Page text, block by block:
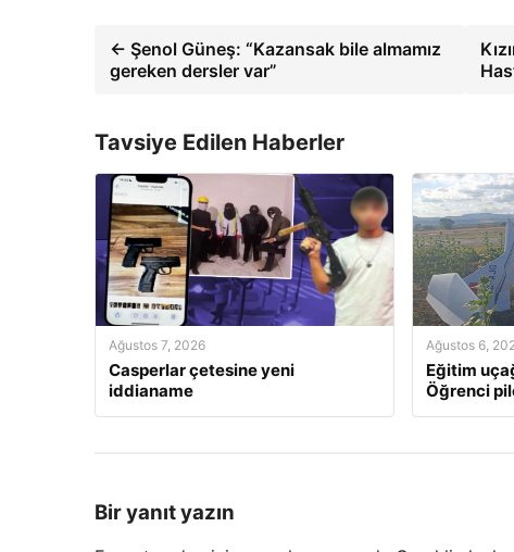
← Şenol Güneş: “Kazansak bile almamız
gereken dersler var”
Tavsiye Edilen Haberler
Ağustos 7, 2026
Casperlar çetesine yeni
iddianame
Ağustos 6,
Eğitim
Öğrenci
Bir yanıt yazın